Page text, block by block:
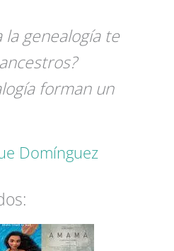
genealogía te
forman un
Domínguez